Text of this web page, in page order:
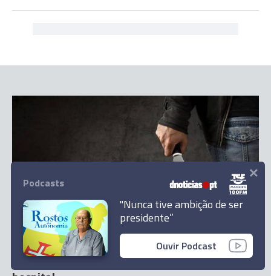
CASOS DO DIA
Homem baleado em Carnide e jovem
esfaqueado no Campo Grande morrem no
Podcasts
"Nunca tive ambição de ser
presidente”
Ouvir Podcast
×